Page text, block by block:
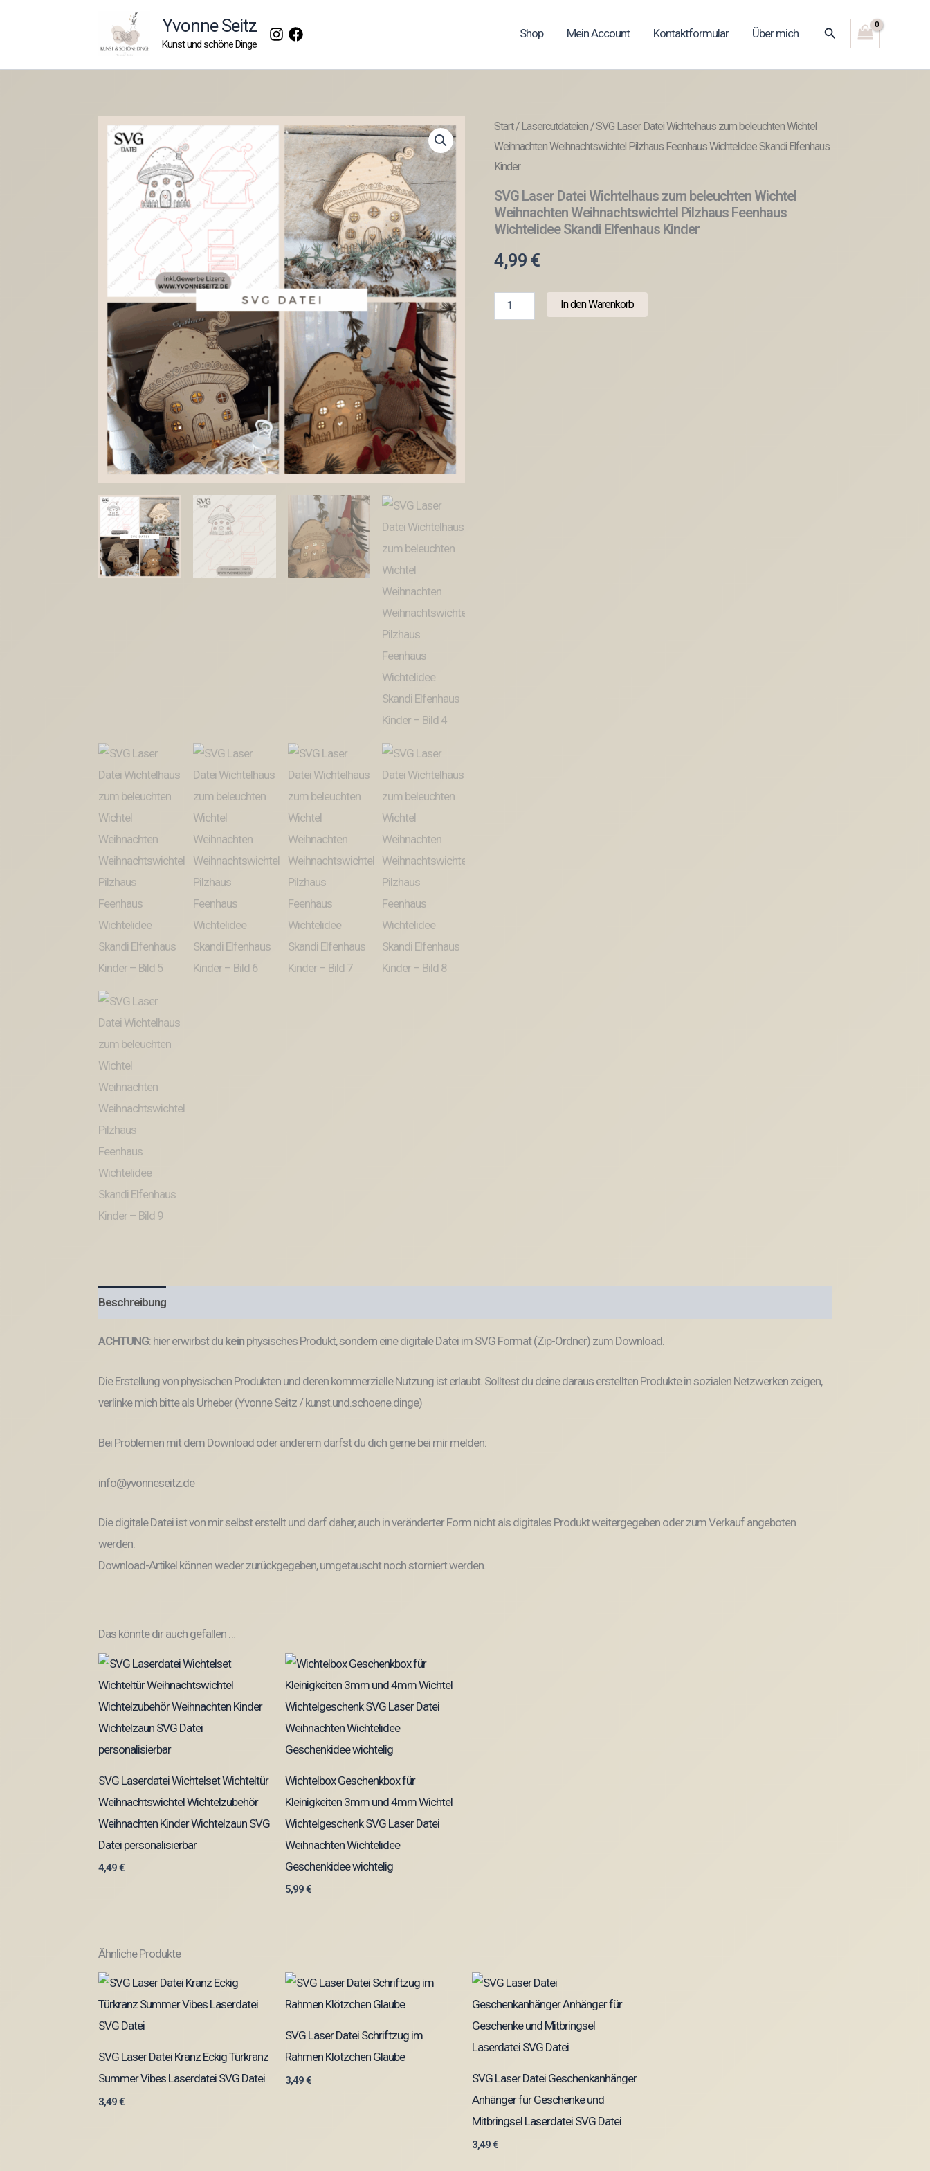
Yvonne Seitz
Kunst und schöne Dinge
Shop Mein Account Kontaktformular Über mich Suchen
Start/Lasercutdateien/ SVG Laser Datei Wichtelhaus zum beleuchten Wichtel
Weihnachten Weihnachtswichtel Pilzhaus Feenhaus Wichtelidee Skandi Elfenhaus
Kinder
SVG Laser Datei Wichtelhaus zum beleuchten Wichtel
Weihnachten Weihnachtswichtel Pilzhaus Feenhaus
Wichtelidee Skandi Elfenhaus Kinder
4,99 €
Laser
In den Warenkorb
Beschreibung
ACHTUNG: hier erwirbst du kein physisches Produkt, sondern eine digitale Datei im SVG Format (Zip-Ordner) zum Download.
Die Erstellung von physischen Produkten und deren kommerzielle Nutzung ist erlaubt. Solltest du deine daraus erstellten Produkte in sozialen Netzwerken zeigen,
verlinke mich bitte als Urheber (Yvonne Seitz / kunst.und.schoene.dinge)
Bei Problemen mit dem Download oder anderem darfst du dich gerne bei mir melden:
info@yvonneseitz.de
Die digitale Datei ist von mir selbst erstellt und darf daher, auch in veränderter Form nicht als digitales Produkt weitergegeben oder zum Verkauf angeboten
werden.
Download-Artikel können weder zurückgegeben, umgetauscht noch storniert werden.
Das könnte dir auch gefallen …
SVG Laserdatei Wichtelset Wichteltür
Weihnachtswichtel Wichtelzubehör
Weihnachten Kinder Wichtelzaun SVG
Datei personalisierbar
4,49€
Wichtelbox Geschenkbox für
Kleinigkeiten 3mm und 4mm Wichtel
Wichtelgeschenk SVG Laser Datei
Weihnachten Wichtelidee
Geschenkidee wichtelig
5,99€
Ähnliche Produkte
SVG Laser Datei Kranz Eckig Türkranz
Summer Vibes Laserdatei SVG Datei
3,49€
SVG Laser Datei Schriftzug im
Rahmen Klötzchen Glaube
3,49€
SVG Laser Datei Geschenkanhänger
Anhänger für Geschenke und
Mitbringsel Laserdatei SVG Datei
3,49€